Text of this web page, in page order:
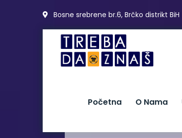
Bosne srebrene br.6, Brčko distrikt BiH
Početna O Nama